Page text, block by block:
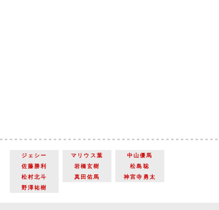
ジェシー マリウス葉
中山優馬
佐藤勝利
岩橋玄樹
松島聡
松村北斗
真田佑馬
神宮寺勇太
野澤祐樹